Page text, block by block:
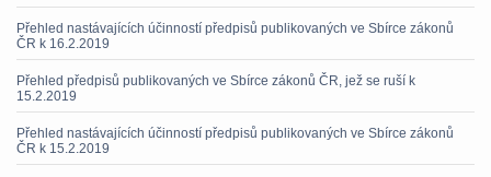
Přehled nastávajících účinností předpisů publikovaných ve Sbírce zákonů
ČR k 16.2.2019
Přehled předpisů publikovaných ve Sbírce zákonů ČR, jež se ruší k
15.2.2019
Přehled nastávajících účinností předpisů publikovaných ve Sbírce zákonů
ČR k 15.2.2019